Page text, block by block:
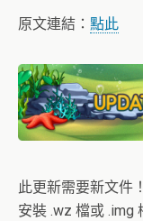
原文連結： 點此
此更新需要新文件！
安裝 .wz 檔或 .img